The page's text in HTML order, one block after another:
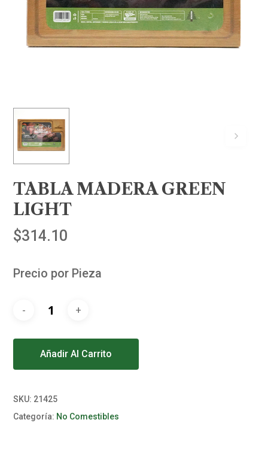
TABLA MADERA GREEN
LIGHT
$314.10
Precio por Pieza
Añadir Al Carrito
SKU: 21425
Categoría: No Comestibles